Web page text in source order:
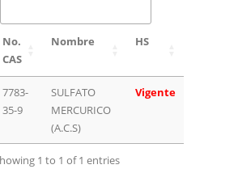
No.
CAS
Nombre HS
7783-
35-9
SULFATO
MERCURICO
(A.C.S)
Vigente
1 to 1 of 1 entries